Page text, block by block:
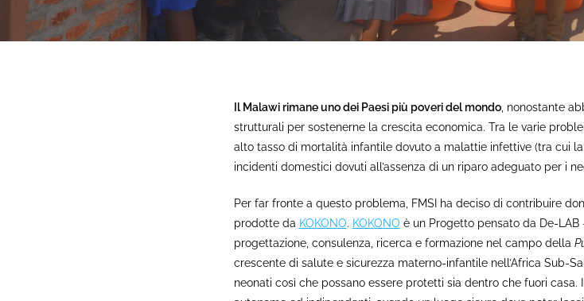
Il Malawi rimane uno dei Paesi più poveri del mondo, nonostante
strutturali per sostenerne la crescita economica. Tra le varie
alto tasso di mortalità infantile dovuto a malattie infettive (tra cui
incidenti domestici dovuti all’assenza di un riparo adeguato per i
Per far fronte a questo problema, FMSI ha deciso di contribuire
prodotte da KOKONO. KOKONO è un Progetto pensato da De-
progettazione, consulenza, ricerca e formazione nel campo della
crescente di salute e sicurezza materno-infantile nell’Africa Sub-
neonati così che possano essere protetti sia dentro che fuori